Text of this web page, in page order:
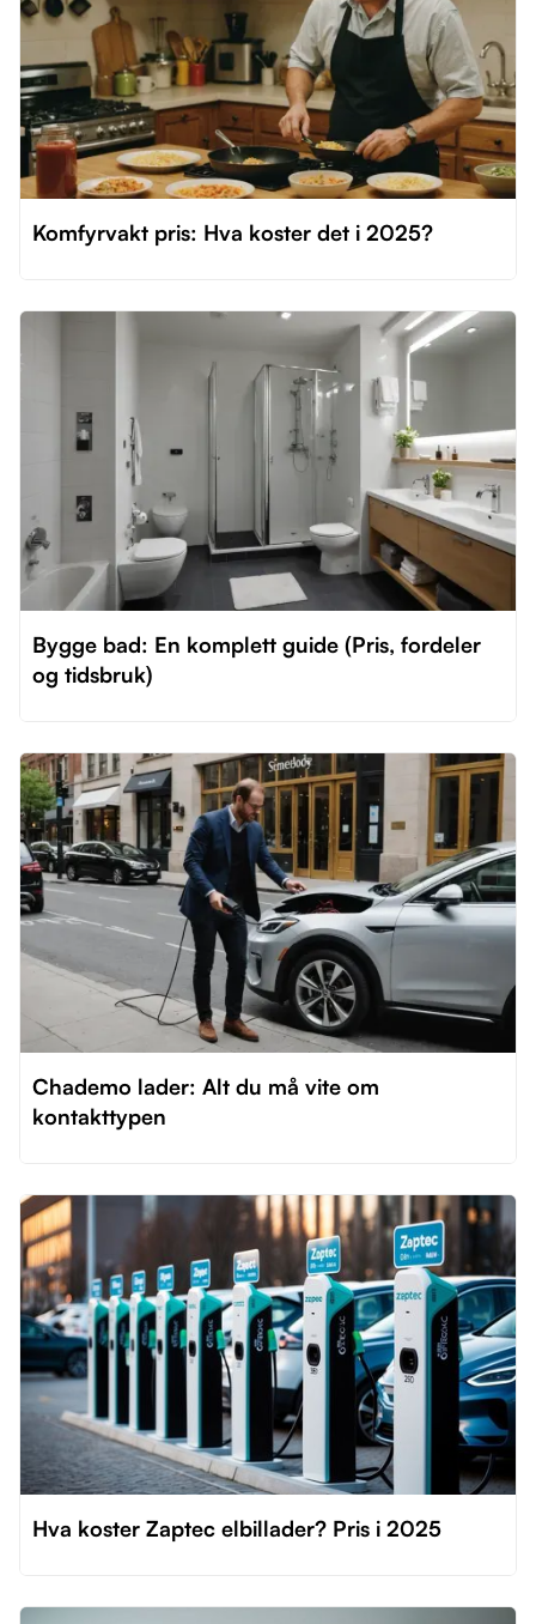
Komfyrvakt pris: Hva koster det i 2025?
Bygge bad: En komplett guide (Pris, fordeler
og tidsbruk)
Chademo lader: Alt du må vite om
kontakttypen
Hva koster Zaptec elbillader? Pris i 2025